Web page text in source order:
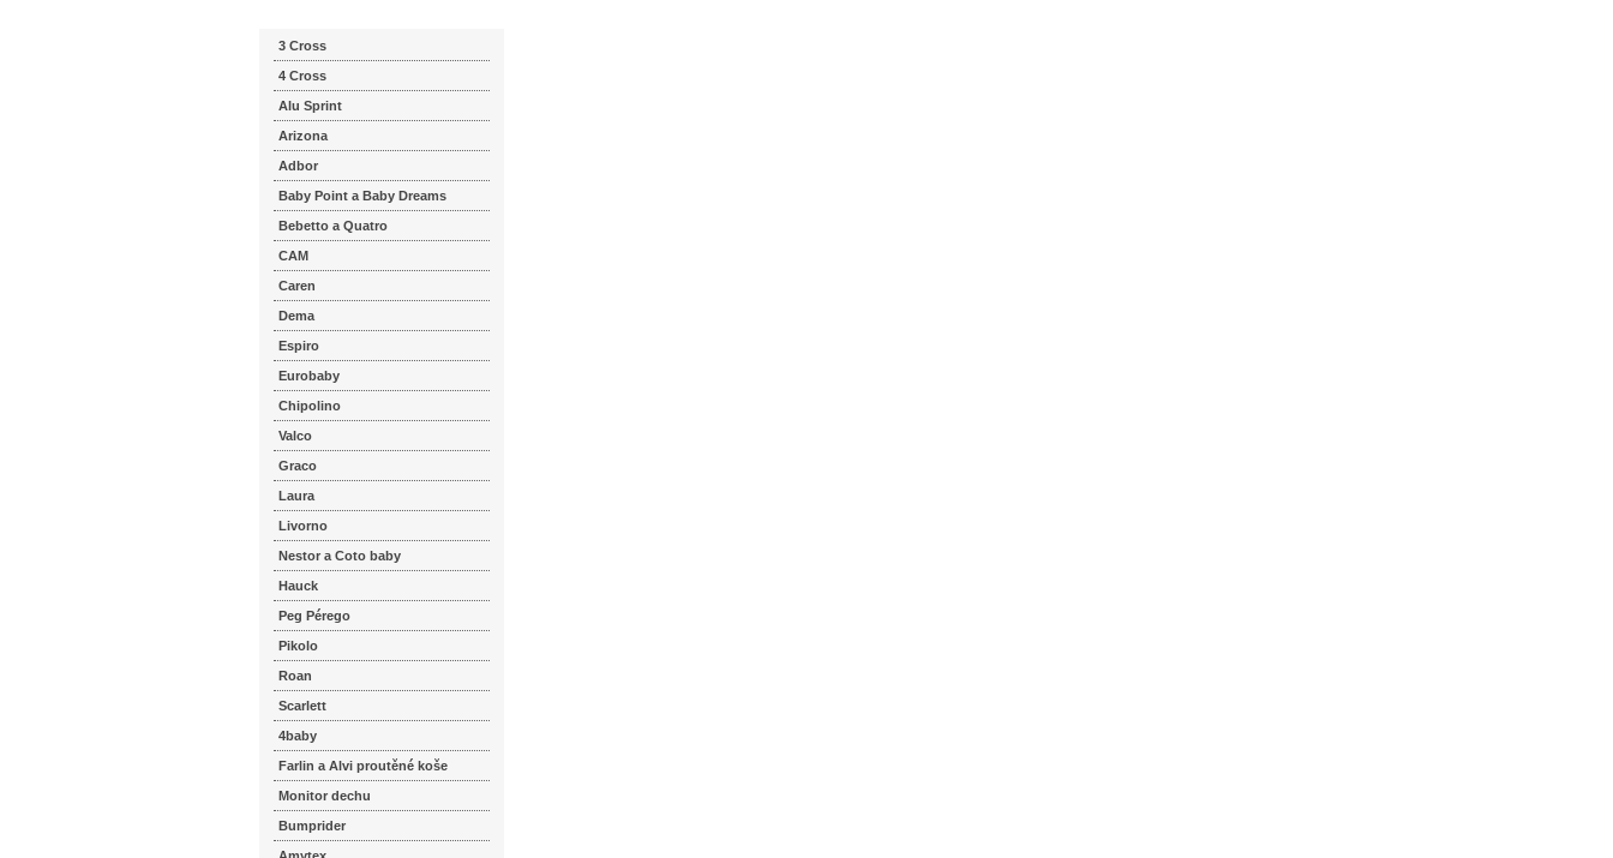
3 Cross
4 Cross
Alu Sprint
Arizona
Adbor
Baby Point a Baby Dreams
Bebetto a Quatro
CAM
Caren
Dema
Espiro
Eurobaby
Chipolino
Valco
Graco
Laura
Livorno
Nestor a Coto baby
Hauck
Peg Pérego
Pikolo
Roan
Scarlett
4baby
Farlin a Alvi proutěné koše
Monitor dechu
Bumprider